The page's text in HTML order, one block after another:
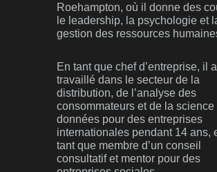
Roehampton, où il donne des
le leadership, la psychologie et
gestion des ressources
En tant que chef d’entreprise, il a
travaillé dans le secteur de la
distribution, de l’analyse des
consommateurs et de la science
données pour des entreprises
internationales pendant 14 ans,
tant que membre d’un conseil
consultatif et mentor pour des